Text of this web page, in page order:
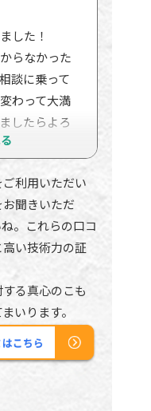
した！
らなかった
談に乗って
わって大満
したらよろ
利用いただい
聞きいただ
。これらの口コ
い技術力の証
る真心のこも
いります。